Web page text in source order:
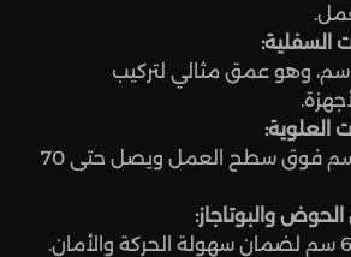
السفلية:
من 55 – 60 سم، وهو عمق مثالي لتركيب
العلوية:
يبدأ من 45 سم فوق سطح العمل ويصل حتى 70
الحوض والبوتاجاز: